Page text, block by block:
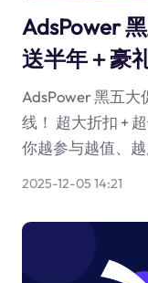
AdsPower
送半年＋豪
AdsPower 黑五大
线！ 超大折扣 +
你越参与越值、越
2025-12-05 14:21